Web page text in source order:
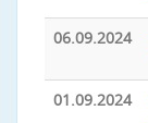
06.09.2024
01.09.2024